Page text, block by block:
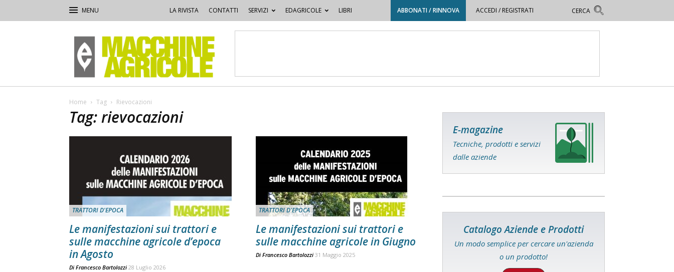
LA RIVISTA CONTATTI SERVIZI EDAGRICOLE LIBRI ABBONATI / RINNOVA ACCEDI / REGISTRATI
Macchine
Agricole
Home Tag Rievocazioni
Tag: rievocazioni
TRATTORI D'EPOCA
Le manifestazioni sui trattori e
sulle macchine agricole d’epoca
in Agosto
Di Francesco Bartolozzi 28 Luglio 2026
TRATTORI D'EPOCA
Le manifestazioni sui trattori e
sulle macchine agricole in Giugno
Di Francesco Bartolozzi 31 Maggio 2025
E-magazine
Tecniche, prodotti e servizi
dalle aziende
Catalogo Aziende e Prodotti
Un modo semplice per cercare un'azienda
o un prodotto!